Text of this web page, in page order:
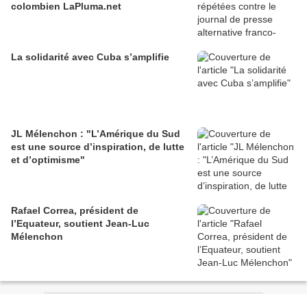
colombien LaPluma.net
La solidarité avec Cuba s’amplifie
JL Mélenchon : "L’Amérique du Sud
est une source d’inspiration, de lutte
et d’optimisme"
Rafael Correa, président de
l’Equateur, soutient Jean-Luc
Mélenchon